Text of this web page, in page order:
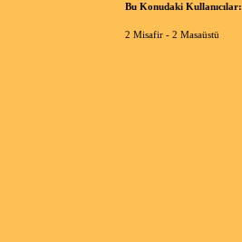
Bu Konudaki Kullanıcılar:
2 Misafir - 2 Masaüstü